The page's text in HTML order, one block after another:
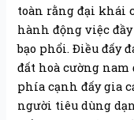
toàn rằng đại khái
hành động việc
bạo phổi. Điều đấy
đất hoà cường
phía cạnh đấy gia
người tiêu dùng